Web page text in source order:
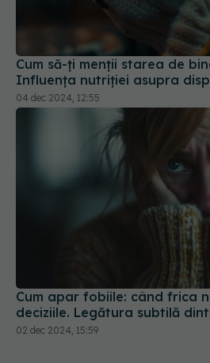
Cum să-ți menții starea de
Influența nutriției asupra
04 dec 2024, 12:55
Cum apar fobiile: când frica
deciziile. Legătura subtilă
02 dec 2024, 15:59